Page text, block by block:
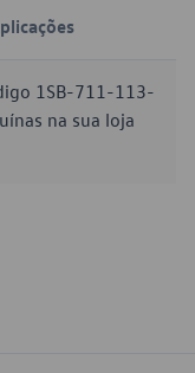
1SB-711-113-
na sua loja